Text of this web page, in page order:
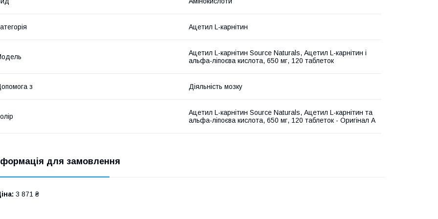
Ацетил L-карнітин
Ацетил L-карнітин Source Naturals, Ацетил L-карнітин і
альфа-ліпоєва кислота, 650 мг, 120 таблеток
з Діяльність мозку
Ацетил L-карнітин Source Naturals, Ацетил L-карнітин та
альфа-ліпоєва кислота, 650 мг, 120 таблеток - Оригінал A
для замовлення
3 871 ₴